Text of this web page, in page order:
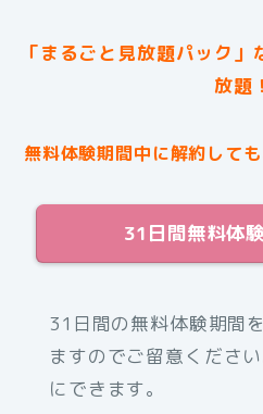
「まるごと見放題パック
放題！
無料体験期間中に解約して
31日間無料体
31日間の無料体験期間
ますのでご留意くださ
にできます。